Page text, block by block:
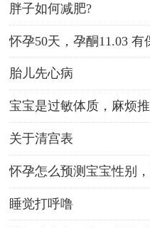
胖子如何减肥?
怀孕50天，孕酮11.03
胎儿先心病
宝宝是过敏体质，麻烦
系列用品
关于清宫表
怀孕怎么预测宝宝性别
吗？
睡觉打呼噜